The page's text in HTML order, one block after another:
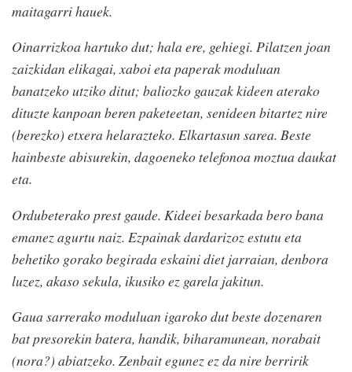
maitagarri hauek.
Oinarrizkoa hartuko dut; hala ere, gehiegi. Pilatzen joan
zaizkidan elikagai, xaboi eta paperak moduluan
banatzeko utziko ditut; baliozko gauzak kideen aterako
dituzte kanpoan beren paketeetan, senideen bitartez nire
(berezko) etxera helarazteko. Elkartasun sarea. Beste
hainbeste abisurekin, dagoeneko telefonoa moztua daukat
eta.
Ordubeterako prest gaude. Kideei besarkada bero bana
emanez agurtu naiz. Ezpainak dardarizoz estutu eta
behetiko gorako begirada eskaini diet jarraian, denbora
luzez, akaso sekula, ikusiko ez garela jakitun.
Gaua sarrerako moduluan igaroko dut beste dozenaren
bat presorekin batera, handik, biharamunean, norabait
(nora?) abiatzeko. Zenbait egunez ez da nire berririk